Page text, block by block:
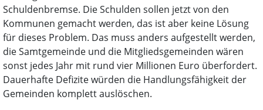
Schuldenbremse. Die Schulden sollen jetzt von den
Kommunen gemacht werden, das ist aber keine Lösung
für dieses Problem. Das muss anders aufgestellt werden,
die Samtgemeinde und die Mitgliedsgemeinden wären
sonst jedes Jahr mit rund vier Millionen Euro überfordert.
Dauerhafte Defizite würden die Handlungsfähigkeit der
Gemeinden komplett auslöschen.